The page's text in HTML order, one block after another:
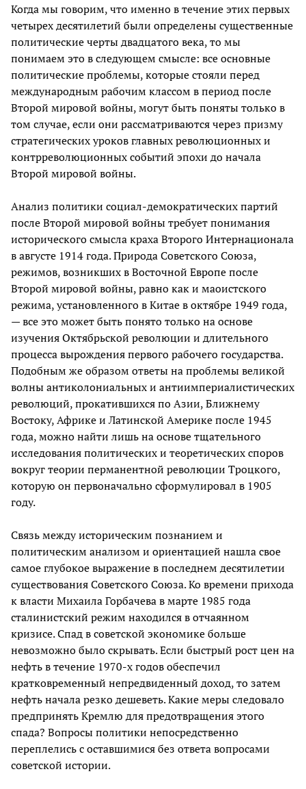
Когда мы говорим, что именно в течение этих первых
четырех десятилетий были определены существенные
политические черты двадцатого века, то мы
понимаем это в следующем смысле: все основные
политические проблемы, которые стояли перед
международным рабочим классом в период после
Второй мировой войны, могут быть поняты только в
том случае, если они рассматриваются через призму
стратегических уроков главных революционных и
контрреволюционных событий эпохи до начала
Второй мировой войны.
Анализ политики социал-демократических партий
после Второй мировой войны требует понимания
исторического смысла краха Второго Интернационала
в августе 1914 года. Природа Советского Союза,
режимов, возникших в Восточной Европе после
Второй мировой войны, равно как и маоистского
режима, установленного в Китае в октябре 1949 года,
— все это может быть понято только на основе
изучения Октябрьской революции и длительного
процесса вырождения первого рабочего государства.
Подобным же образом ответы на проблемы великой
волны антиколониальных и антиимпериалистических
революций, прокатившихся по Азии, Ближнему
Востоку, Африке и Латинской Америке после 1945
года, можно найти лишь на основе тщательного
исследования политических и теоретических споров
вокруг теории перманентной революции Троцкого,
которую он первоначально сформулировал в 1905
году.
Связь между историческим познанием и
политическим анализом и ориентацией нашла свое
самое глубокое выражение в последнем десятилетии
существования Советского Союза. Ко времени прихода
к власти Михаила Горбачева в марте 1985 года
сталинистский режим находился в отчаянном
кризисе. Спад в советской экономике больше
невозможно было скрывать. Если быстрый рост цен на
нефть в течение 1970-х годов обеспечил
кратковременный непредвиденный доход, то затем
нефть начала резко дешеветь. Какие меры следовало
предпринять Кремлю для предотвращения этого
спада? Вопросы политики непосредственно
переплелись с оставшимися без ответа вопросами
советской истории.